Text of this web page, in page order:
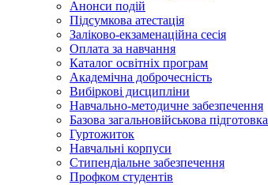
Анонси подій
Підсумкова атестація
Заліково-екзаменаційна сесія
Оплата за навчання
Каталог освітніх програм
Академічна доброчесність
Вибіркові дисципліни
Навчально-методичне забезпечення
Базова загальновійськова підготовка
Гуртожиток
Навчальні корпуси
Стипендіальне забезпечення
Профком студентів